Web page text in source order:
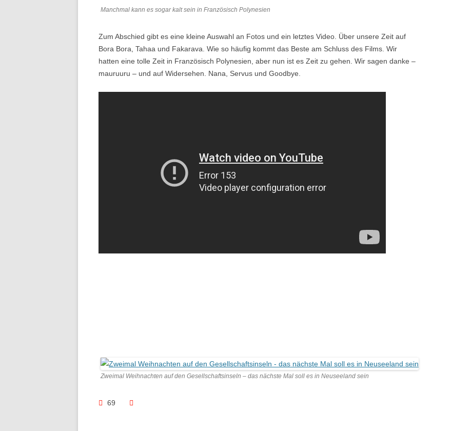
Manchmal kann es sogar kalt sein in Französisch Polynesien
Zum Abschied gibt es eine kleine Auswahl an Fotos und ein letztes Video. Über unsere Zeit auf
Bora Bora, Tahaa und Fakarava. Wie so häufig kommt das Beste am Schluss des Films. Wir
hatten eine tolle Zeit in Französisch Polynesien, aber nun ist es Zeit zu gehen. Wir sagen danke –
mauruuru – und auf Widersehen. Nana, Servus und Goodbye.
Zweimal Weihnachten auf den Gesellschaftsinseln – das nächste Mal soll es in Neuseeland sein
69